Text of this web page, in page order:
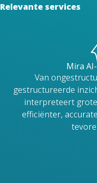
Relevante services
Mira
Van
gestructureerde
interpreteert
efficiënter,